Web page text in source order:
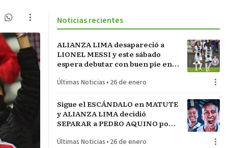
Noticias recientes
ALIANZA LIMA desapareció a
LIONEL MESSI y este sábado
espera debutar con buen pie en
Últimas Noticias • 26 de enero
Sigue el ESCÁNDALO en MATUTE
y ALIANZA LIMA decidió
SEPARAR a PEDRO AQUINO por
MONTEVIDEO
Últimas Noticias • 26 de enero